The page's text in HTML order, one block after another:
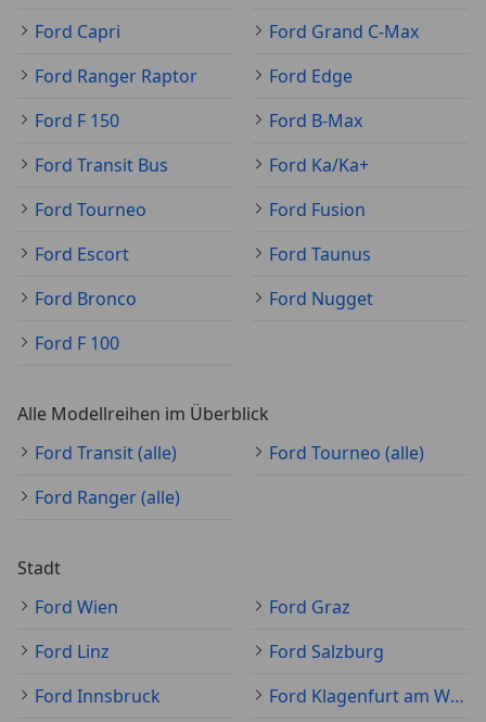
Ford Capri
Ford Grand C-Max
Ford Ranger Raptor
Ford Edge
Ford F 150
Ford B-Max
Ford Transit Bus
Ford Ka/Ka+
Ford Tourneo
Ford Fusion
Ford Escort
Ford Taunus
Ford Bronco
Ford Nugget
Ford F 100
Alle Modellreihen im Überblick
Ford Transit (alle)
Ford Tourneo (alle)
Ford Ranger (alle)
Stadt
Ford Wien
Ford Graz
Ford Linz
Ford Salzburg
Ford Innsbruck
Ford Klagenfurt am Wörthersee